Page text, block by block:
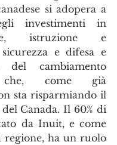
investimenti in
istruzione e
e difesa e
del cambiamento
che, come già
sta risparmiando il
Canada. Il 60% di
da Inuit, e come
regione, ha un ruolo